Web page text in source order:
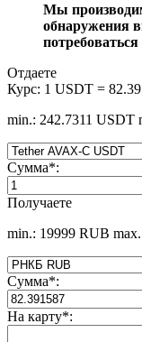
Мы
обнаружения
Отдаете
Курс: 1 USDT =
min.: 242.7311 USDT
Сумма*:
Получаете
min.: 19999 RUB
Сумма*:
На карту*: